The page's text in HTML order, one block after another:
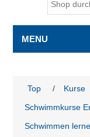
MENU
Top / Kurse
Schwimmkurse
Schwimmen